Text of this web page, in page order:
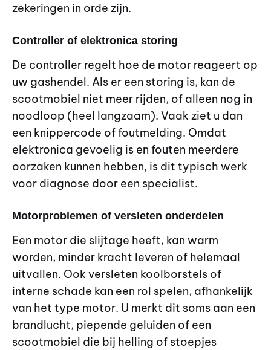
zekeringen in orde zijn.
Controller of elektronica storing
De controller regelt hoe de motor reageert op
uw gashendel. Als er een storing is, kan de
scootmobiel niet meer rijden, of alleen nog in
noodloop (heel langzaam). Vaak ziet u dan
een knippercode of foutmelding. Omdat
elektronica gevoelig is en fouten meerdere
oorzaken kunnen hebben, is dit typisch werk
voor diagnose door een specialist.
Motorproblemen of versleten onderdelen
Een motor die slijtage heeft, kan warm
worden, minder kracht leveren of helemaal
uitvallen. Ook versleten koolborstels of
interne schade kan een rol spelen, afhankelijk
van het type motor. U merkt dit soms aan een
brandlucht, piepende geluiden of een
scootmobiel die bij helling of stoepjes